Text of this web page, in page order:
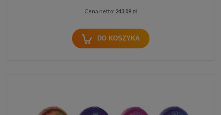
Cena netto: 243,09 zł
DO KOSZYKA